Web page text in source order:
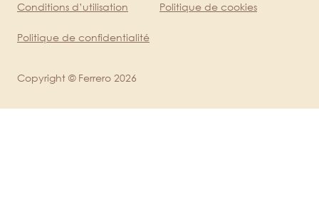
Legal
Conditions d’utilisation
Politique de confidentialité
Politique de cookies
Copyright © Ferrero 2026